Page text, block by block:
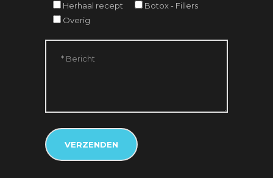
Herhaal recept
Botox - Fillers
Overig